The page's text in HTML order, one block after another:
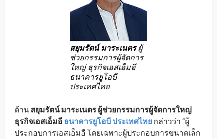
สยุมรัตน์ มาระเนตรผู้
ช่วยกรรมการผู้จัดการ
ใหญ่ ธุรกิจเอสเอ็มอี
ธนาคารยูโอบี
ประเทศไทย
ด้าน สยุมรัตน์ มาระเนตร ผู้ช่วยกรรมการผู้จัดการใหญ่
ธุรกิจเอสเอ็มอี ธนาคารยูโอบี ประเทศไทย กล่าวว่า “ผู้
ประกอบการเอสเอ็มอี โดยเฉพาะผู้ประกอบการขนาดเล็ก